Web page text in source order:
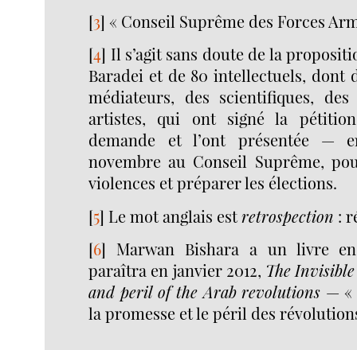
[3]« Conseil Suprême des Forces
[4] Il s’agit sans doute de la
Baradei et de 80 intellectuels, dont
médiateurs, des scientifiques,
artistes, qui ont signé la
demande et l’ont présentée
novembre au Conseil Suprême,
violences et préparer les élections.
[5] Le mot anglais estretrospection :
[6] Marwan Bishara a un livre
paraîtra en janvier 2012, The
and peril of the Arab revolutions — «
la promesse et le péril des